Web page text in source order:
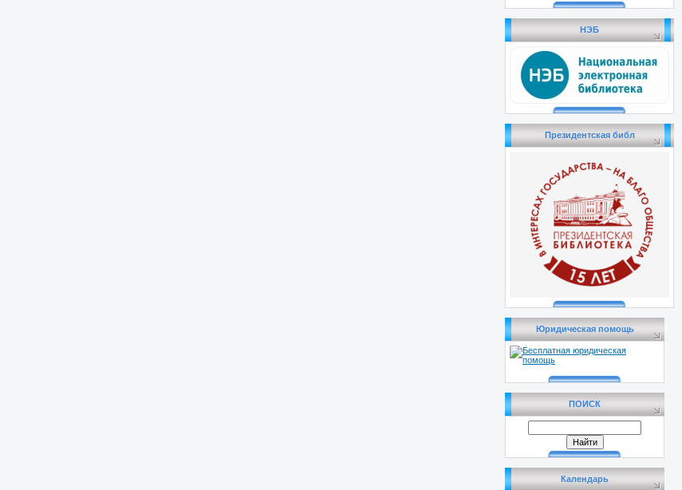
НЭБ
Президентская библ
Юридическая помощь
ПОИСК
Календарь